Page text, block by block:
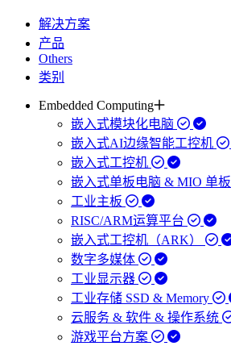
解决方案
产品
Others
类别
Embedded Computing
嵌入式模块化电脑
嵌入式AI边缘智能工控机
嵌入式工控机
嵌入式单板电脑 & MIO 单板
工业主板
RISC/ARM运算平台
嵌入式工控机（ARK）
数字多媒体
工业显示器
工业存储 SSD & Memory
云服务 & 软件 & 操作系统
游戏平台方案